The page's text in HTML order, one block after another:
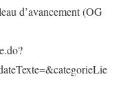
d’avancement (OG